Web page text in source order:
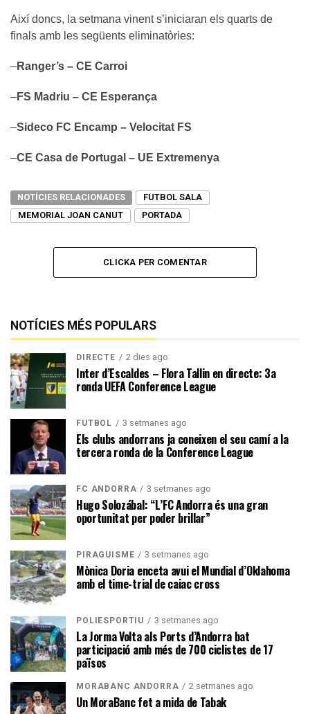
Així doncs, la setmana vinent s’iniciaran els quarts de
finals amb les següents eliminatòries:
–Ranger’s – CE Carroi
–FS Madriu – CE Esperança
–Sideco FC Encamp – Velocitat FS
–CE Casa de Portugal – UE Extremenya
NOTÍCIES RELACIONADES
FUTBOL SALA
MEMORIAL JOAN CANUT
PORTADA
CLICKA PER COMENTAR
NOTÍCIES MÉS POPULARS
DIRECTE 2 dies ago
Inter d’Escaldes – Flora Tallin en directe: 3a
ronda UEFA Conference League
FUTBOL 3 setmanes ago
Els clubs andorrans ja coneixen el seu camí a la
tercera ronda de la Conference League
FC ANDORRA 3 setmanes ago
Hugo Solozábal: “L’FC Andorra és una gran
oportunitat per poder brillar”
PIRAGÜISME 3 setmanes ago
Mònica Doria enceta avui el Mundial d’Oklahoma
amb el time-trial de caiac cross
POLIESPORTIU 3 setmanes ago
La Jorma Volta als Ports d’Andorra bat
participació amb més de 700 ciclistes de 17
països
MORABANC ANDORRA 2 setmanes ago
Un MoraBanc fet a mida de Tabak